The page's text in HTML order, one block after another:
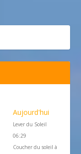
Aujourd'hui
Lever du Soleil
06:29
Coucher du soleil à